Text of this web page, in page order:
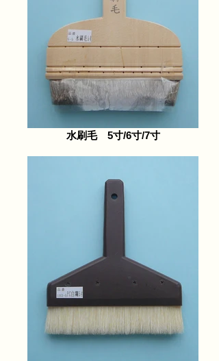
水刷毛 5寸/6寸/7寸